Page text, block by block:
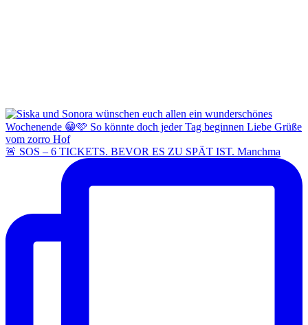
🚨 SOS – 6 TICKETS. BEVOR ES ZU SPÄT IST. Manchma